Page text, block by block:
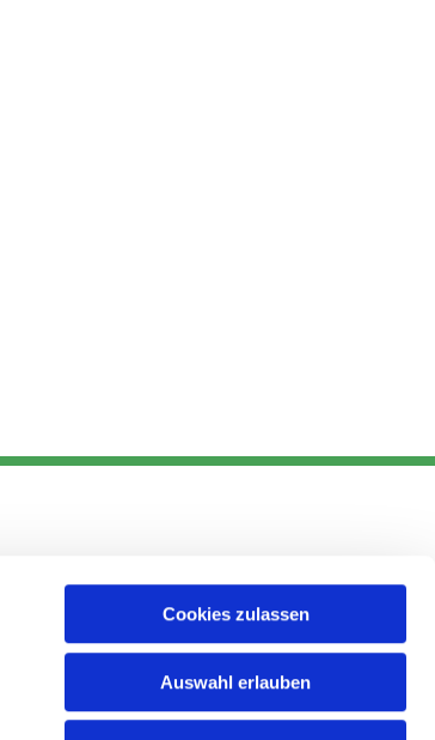
Cookies zulassen
Auswahl erlauben